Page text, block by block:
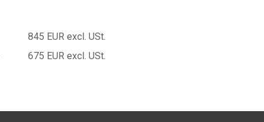
845 EUR excl. USt.
675 EUR excl. USt.